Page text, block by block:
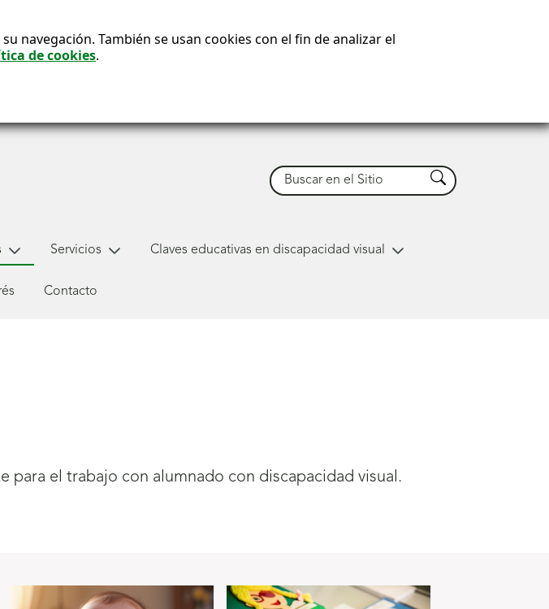
navegación. También se usan cookies con el fin de analizar el
de cookies.
Buscar Buscar
Servicios Claves educativas en discapacidad visual
Contacto
el trabajo con alumnado con discapacidad visual.